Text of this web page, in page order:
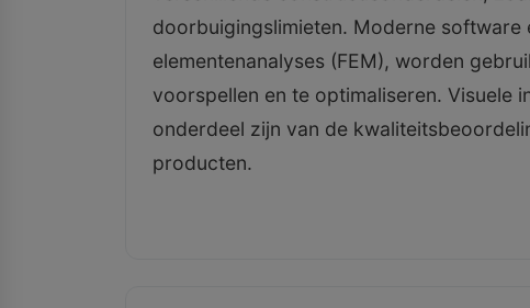
doorbuigingslimieten. Moderne software
elementenanalyses (FEM), worden
voorspellen en te optimaliseren. Visuele
onderdeel zijn van de
producten.